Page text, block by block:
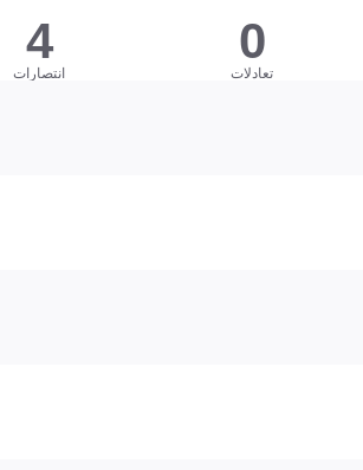
0
تعادلات
4
انتصارات